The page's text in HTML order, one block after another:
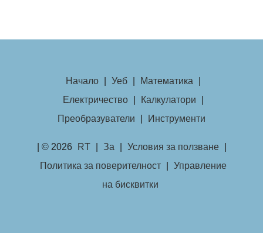
Начало Уеб Математика
Електричество
Калкулатори
Преобразуватели
Инструменти
| © 2026 RT За Условия за ползване
Политика за поверителност
Управление
на бисквитки